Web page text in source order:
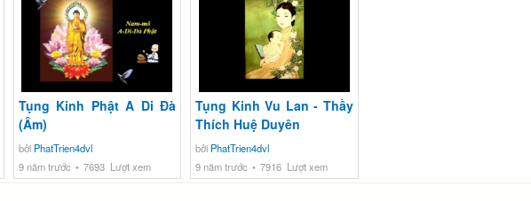
Tụng Kinh Phật A Di Đà
(Âm)
bởi PhatTrien4dvl
9 năm trước
7693 Lượt xem
Tụng Kinh Vu Lan - Thầy
Thích Huệ Duyên
bởi PhatTrien4dvl
9 năm trước
7916 Lượt xem